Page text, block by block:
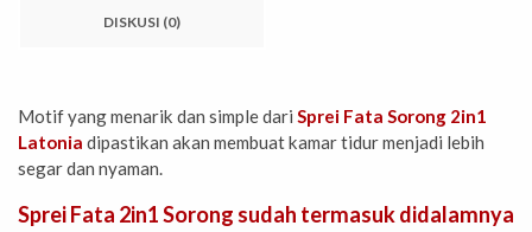
DISKUSI (0)
Motif yang menarik dan simple dari Sprei Fata Sorong 2in1
Latonia dipastikan akan membuat kamar tidur menjadi lebih
segar dan nyaman.
Sprei Fata 2in1 Sorong sudah termasuk didalamnya